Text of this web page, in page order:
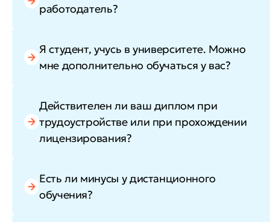
работодатель?
Я студент, учусь в университете. Можно
мне дополнительно обучаться у вас?
Действителен ли ваш диплом при
трудоустройстве или при прохождении
лицензирования?
Есть ли минусы у дистанционного
обучения?